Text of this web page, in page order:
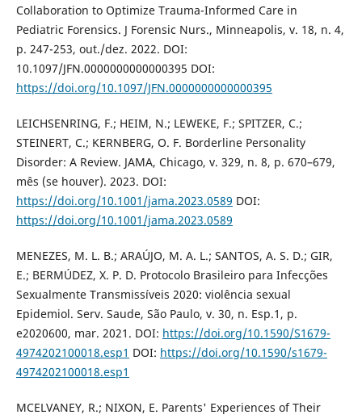
Collaboration to Optimize Trauma-Informed Care in
Pediatric Forensics. J Forensic Nurs., Minneapolis, v. 18, n. 4,
p. 247-253, out./dez. 2022. DOI:
10.1097/JFN.0000000000000395 DOI:
https://doi.org/10.1097/JFN.0000000000000395
LEICHSENRING, F.; HEIM, N.; LEWEKE, F.; SPITZER, C.;
STEINERT, C.; KERNBERG, O. F. Borderline Personality
Disorder: A Review. JAMA, Chicago, v. 329, n. 8, p. 670–679,
mês (se houver). 2023. DOI:
https://doi.org/10.1001/jama.2023.0589 DOI:
https://doi.org/10.1001/jama.2023.0589
MENEZES, M. L. B.; ARAÚJO, M. A. L.; SANTOS, A. S. D.; GIR,
E.; BERMÚDEZ, X. P. D. Protocolo Brasileiro para Infecções
Sexualmente Transmissíveis 2020: violência sexual
Epidemiol. Serv. Saude, São Paulo, v. 30, n. Esp.1, p.
e2020600, mar. 2021. DOI: https://doi.org/10.1590/S1679-
4974202100018.esp1 DOI: https://doi.org/10.1590/s1679-
4974202100018.esp1
MCELVANEY, R.; NIXON, E. Parents' Experiences of Their